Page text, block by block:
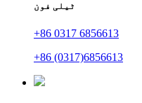
ٹیلی فون
+86 0317 6856613
+86 (0317)6856613